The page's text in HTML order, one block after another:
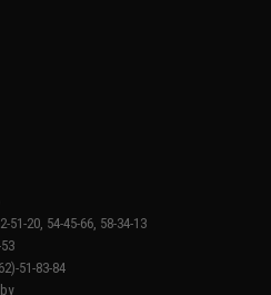
20, 54-45-66, 58-34-13
51-83-84